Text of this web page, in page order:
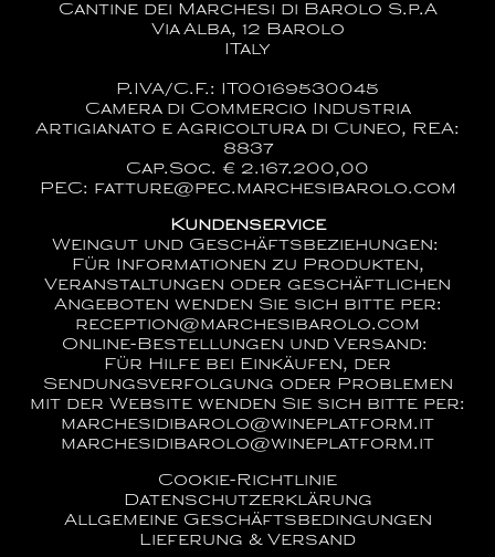
Cantine dei Marchesi di Barolo S.p.A
Via Alba, 12 Barolo
ITaly
P.IVA/C.F.: IT00169530045
Camera di Commercio Industria
Artigianato e Agricoltura di Cuneo, REA:
8837
Cap.Soc. € 2.167.200,00
PEC: fatture@pec.marchesibarolo.com
Kundenservice
Weingut und Geschäftsbeziehungen:
Für Informationen zu Produkten,
Veranstaltungen oder geschäftlichen
Angeboten wenden Sie sich bitte per:
reception@marchesibarolo.com
Online-Bestellungen und Versand:
Für Hilfe bei Einkäufen, der
Sendungsverfolgung oder Problemen
mit der Website wenden Sie sich bitte per:
marchesidibarolo@wineplatform.it
marchesidibarolo@wineplatform.it
Cookie-Richtlinie
Datenschutzerklärung
Allgemeine Geschäftsbedingungen
Lieferung & Versand